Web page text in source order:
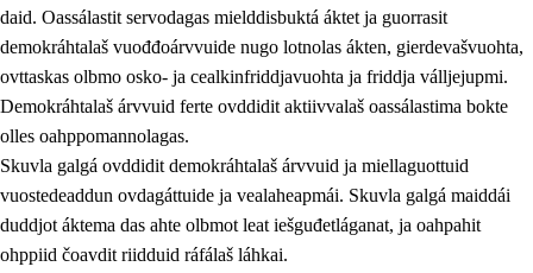
1. Oahpahusa árvovuođđu
1.1 Olmmošárvu
1.2 Identitehta ja kultuvrralaš girjáivuohta
1.3 Kritihkalaš jurddašeapmi ja ehtalaš diđolašvuohta
1.4 Hutkanillu, beroštupmi ja suokkardanhuovva
daid. Oassálastit servodagas mielddisbuktá áktet ja guorrasit
demokráhtalaš vuođđoárvvuide nugo lotnolas ákten, gierdevašvuohta,
ovttaskas olbmo osko- ja cealkinfriddjavuohta ja friddja válljejupmi.
Demokráhtalaš árvvuid ferte ovddidit aktiivvalaš oassálastima bokte
olles oahppomannolagas.
Skuvla galgá ovddidit demokráhtalaš árvvuid ja miellaguottuid
vuostedeaddun ovdagáttuide ja vealaheapmái. Skuvla galgá maiddái
duddjot áktema das ahte olbmot leat iešguđetláganat, ja oahpahit
ohppiid čoavdit riidduid ráfálaš láhkai.